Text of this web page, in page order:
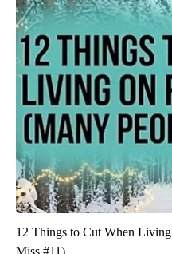
12 Things to Cut When